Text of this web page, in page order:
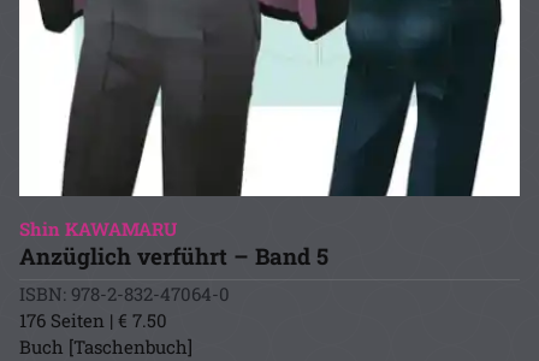
Shin KAWAMARU
Anzüglich verführt – Band 5
ISBN: 978-2-832-47064-0
176 Seiten | € 7.50
Buch [Taschenbuch]